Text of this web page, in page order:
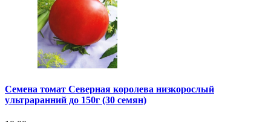
Семена томат Северная королева низкорослый
ультраранний до 150г (30 семян)